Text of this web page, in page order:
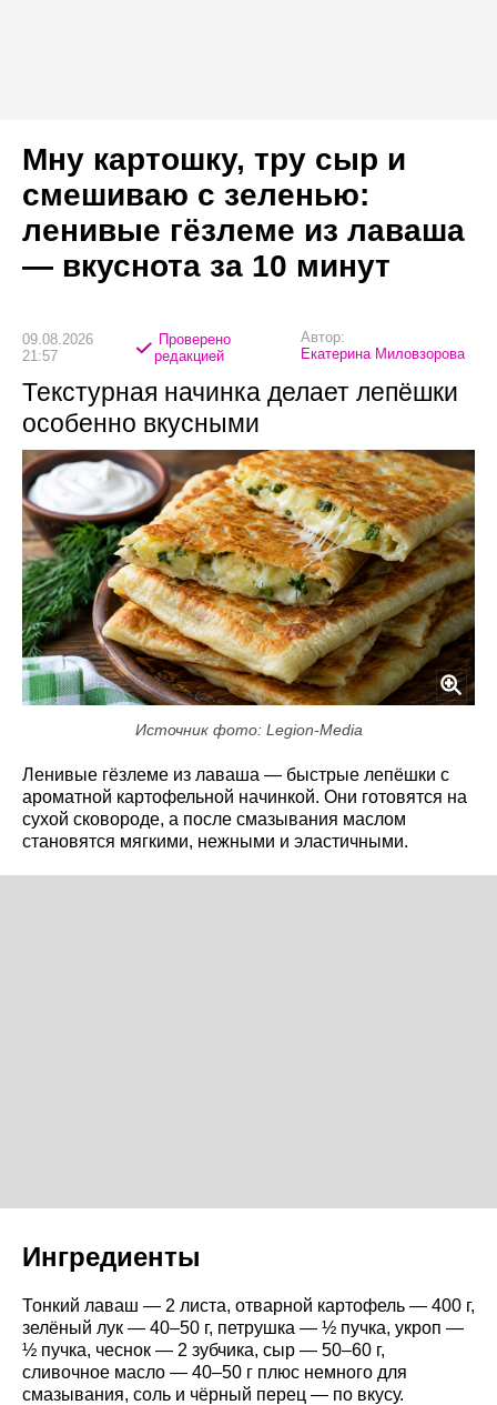
Мну картошку, тру сыр и
смешиваю с зеленью:
ленивые гёзлеме из лаваша
— вкуснота за 10 минут
09.08.2026
21:57
Проверено
редакцией
Автор:
Екатерина Миловзорова
Текстурная начинка делает лепёшки
особенно вкусными
Источник фото: Legion-Media
Ленивые гёзлеме из лаваша — быстрые лепёшки с
ароматной картофельной начинкой. Они готовятся на
сухой сковороде, а после смазывания маслом
становятся мягкими, нежными и эластичными.
Ингредиенты
Тонкий лаваш — 2 листа, отварной картофель — 400 г,
зелёный лук — 40–50 г, петрушка — ½ пучка, укроп —
½ пучка, чеснок — 2 зубчика, сыр — 50–60 г,
сливочное масло — 40–50 г плюс немного для
смазывания, соль и чёрный перец — по вкусу.